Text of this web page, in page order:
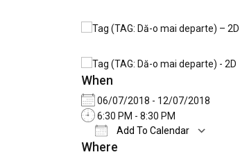
When
06/07/2018 - 12/07/2018
6:30 PM - 8:30 PM
Add To Calendar
Download ICS
Where